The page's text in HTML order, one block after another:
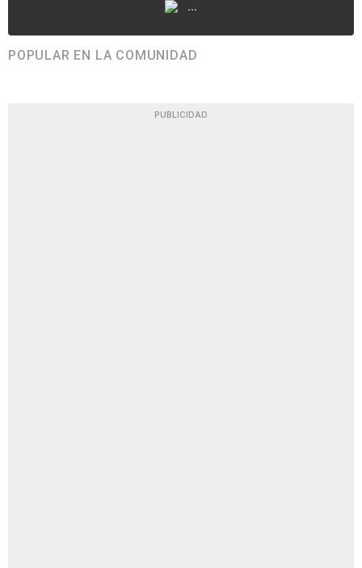
...
POPULAR EN LA COMUNIDAD
PUBLICIDAD